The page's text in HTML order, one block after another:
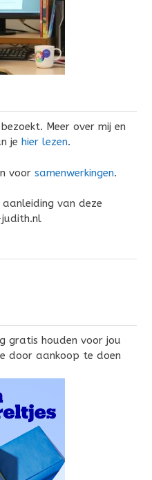
Meer over mij en
je hier lezen.
voor samenwerkingen.
van deze
gratis houden voor jou
door aankoop te doen